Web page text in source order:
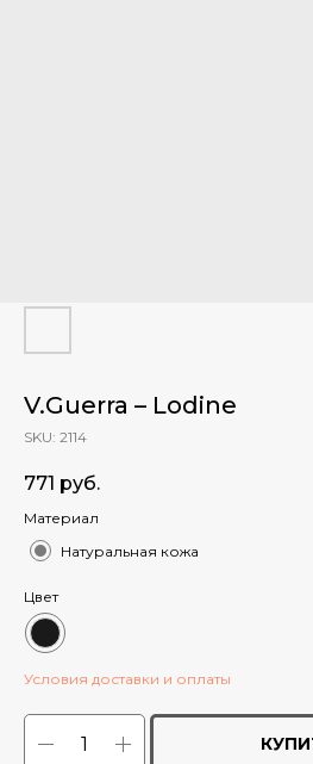
V.Guerra – Lodine
SKU: 2114
771 руб.
Материал
Натуральная кожа
Цвет
Условия доставки и оплаты